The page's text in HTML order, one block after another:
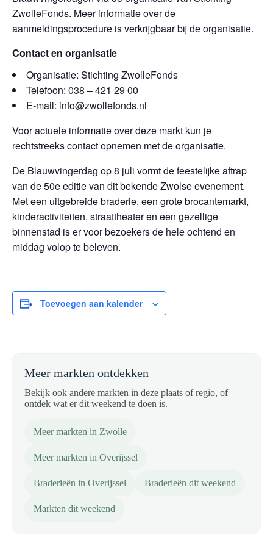
ZwolleFonds. Meer informatie over de
aanmeldingsprocedure is verkrijgbaar bij de organisatie.
Contact en organisatie
Organisatie: Stichting ZwolleFonds
Telefoon: 038 – 421 29 00
E-mail: info@zwollefonds.nl
Voor actuele informatie over deze markt kun je
rechtstreeks contact opnemen met de organisatie.
De Blauwvingerdag op 8 juli vormt de feestelijke aftrap
van de 50e editie van dit bekende Zwolse evenement.
Met een uitgebreide braderie, een grote brocantemarkt,
kinderactiviteiten, straattheater en een gezellige
binnenstad is er voor bezoekers de hele ochtend en
middag volop te beleven.
Toevoegen aan kalender
Meer markten ontdekken
Bekijk ook andere markten in deze plaats of regio, of
ontdek wat er dit weekend te doen is.
Meer markten in Zwolle
Meer markten in Overijssel
Braderieën in Overijssel Braderieën dit weekend
Markten dit weekend